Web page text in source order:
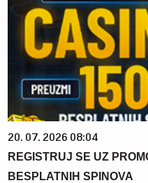
20. 07. 2026 08:04
REGISTRUJ SE UZ
BESPLATNIH SPINOVA